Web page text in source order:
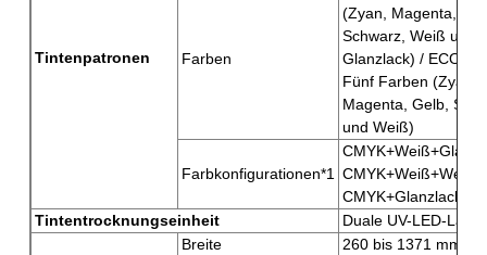
Tintenpatronen Farben
(Zyan, Magenta,
Schwarz, Weiß und
Glanzlack) / ECO-
Fünf Farben (Zyan,
Magenta, Gelb,
und Weiß)
Farbkonfigurationen*1
CMYK+Weiß+Weiß
Tintentrocknungseinheit
Duale UV-LED-
Breite
260 bis 1371 mm